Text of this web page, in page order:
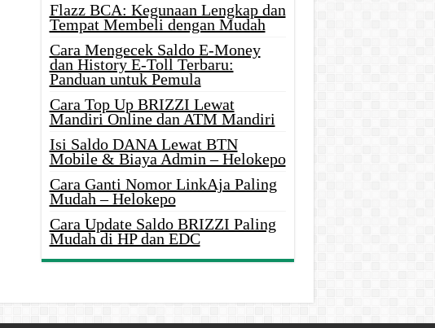
Flazz BCA: Kegunaan Lengkap dan
Tempat Membeli dengan Mudah
Cara Mengecek Saldo E-Money
dan History E-Toll Terbaru:
Panduan untuk Pemula
Cara Top Up BRIZZI Lewat
Mandiri Online dan ATM Mandiri
Isi Saldo DANA Lewat BTN
Mobile & Biaya Admin – Helokepo
Cara Ganti Nomor LinkAja Paling
Mudah – Helokepo
Cara Update Saldo BRIZZI Paling
Mudah di HP dan EDC